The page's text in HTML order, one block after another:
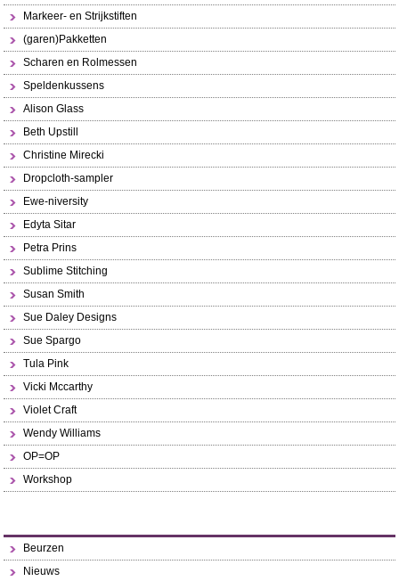
Markeer- en Strijkstiften
(garen)Pakketten
Scharen en Rolmessen
Speldenkussens
Alison Glass
Beth Upstill
Christine Mirecki
Dropcloth-sampler
Ewe-niversity
Edyta Sitar
Petra Prins
Sublime Stitching
Susan Smith
Sue Daley Designs
Sue Spargo
Tula Pink
Vicki Mccarthy
Violet Craft
Wendy Williams
OP=OP
Workshop
Beurzen
Nieuws